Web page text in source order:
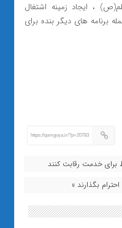
، ایجاد زمینه اشتغال
برنامه های دیگر بنده برای
https://qomgoya.ir/?p=20783
برای خدمت رقابت کنند
بگذارند »